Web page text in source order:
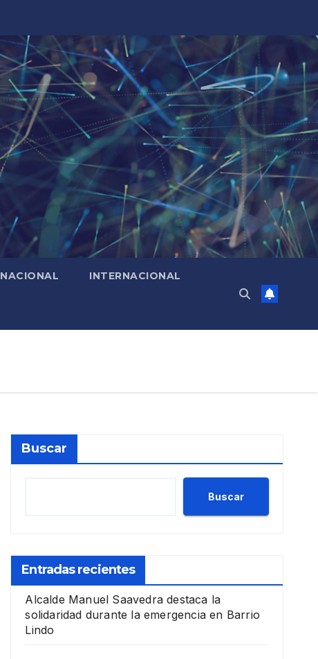
NACIONAL INTERNACIONAL
Buscar
Buscar
Entradas recientes
Alcalde Manuel Saavedra destaca la
solidaridad durante la emergencia en Barrio
Lindo